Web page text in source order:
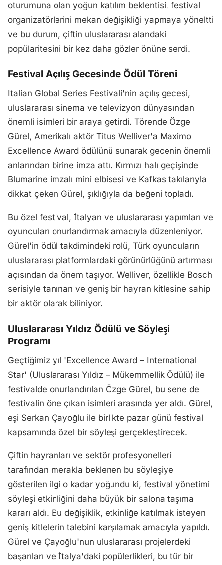
oturumuna olan yoğun katılım beklentisi, festival
organizatörlerini mekan değişikliği yapmaya yöneltti
ve bu durum, çiftin uluslararası alandaki
popülaritesini bir kez daha gözler önüne serdi.
Festival Açılış Gecesinde Ödül Töreni
Italian Global Series Festivali'nin açılış gecesi,
uluslararası sinema ve televizyon dünyasından
önemli isimleri bir araya getirdi. Törende Özge
Gürel, Amerikalı aktör Titus Welliver'a Maximo
Excellence Award ödülünü sunarak gecenin önemli
anlarından birine imza attı. Kırmızı halı geçişinde
Blumarine imzalı mini elbisesi ve Kafkas takılarıyla
dikkat çeken Gürel, şıklığıyla da beğeni topladı.
Bu özel festival, İtalyan ve uluslararası yapımları ve
oyuncuları onurlandırmak amacıyla düzenleniyor.
Gürel'in ödül takdimindeki rolü, Türk oyuncuların
uluslararası platformlardaki görünürlüğünü artırması
açısından da önem taşıyor. Welliver, özellikle Bosch
serisiyle tanınan ve geniş bir hayran kitlesine sahip
bir aktör olarak biliniyor.
Uluslararası Yıldız Ödülü ve Söyleşi
Programı
Geçtiğimiz yıl 'Excellence Award – International
Star' (Uluslararası Yıldız – Mükemmellik Ödülü) ile
festivalde onurlandırılan Özge Gürel, bu sene de
festivalin öne çıkan isimleri arasında yer aldı. Gürel,
eşi Serkan Çayoğlu ile birlikte pazar günü festival
kapsamında özel bir söyleşi gerçekleştirecek.
Çiftin hayranları ve sektör profesyonelleri
tarafından merakla beklenen bu söyleşiye
gösterilen ilgi o kadar yoğundu ki, festival yönetimi
söyleşi etkinliğini daha büyük bir salona taşıma
kararı aldı. Bu değişiklik, etkinliğe katılmak isteyen
geniş kitlelerin talebini karşılamak amacıyla yapıldı.
Gürel ve Çayoğlu'nun uluslararası projelerdeki
başarıları ve İtalya'daki popülerlikleri, bu tür bir